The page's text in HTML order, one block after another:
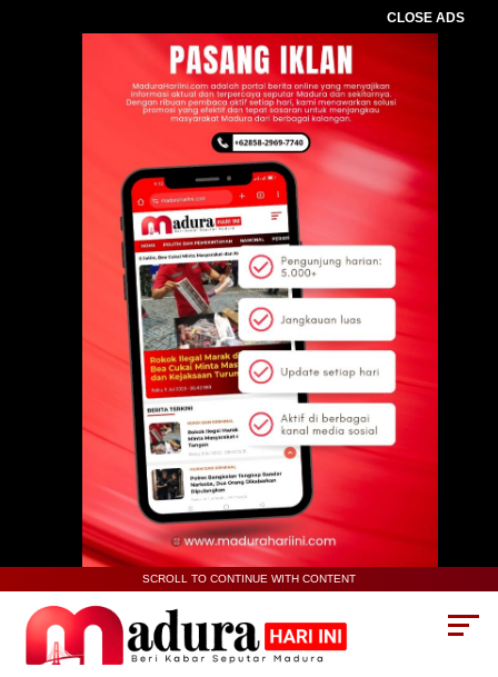
CLOSE ADS
SCROLL TO CONTINUE WITH CONTENT